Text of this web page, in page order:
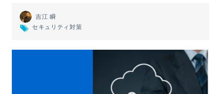
吉江 瞬
セキュリティ対策